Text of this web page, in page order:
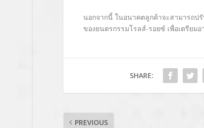
นอกจากนี้ ในอนาคตลูกค้าจะสามารถป
ของยนตรกรรมโรลส์-รอยซ์ เพื่อเตรียม
SHARE:
PREVIOUS